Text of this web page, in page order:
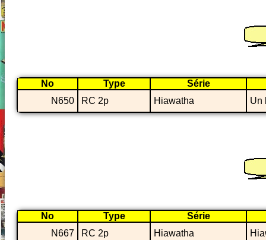
No Type
Série
N650
RC 2p Hiawatha Un
No Type
Série
N667
RC 2p Hiawatha